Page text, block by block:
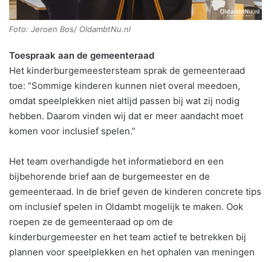
Foto: Jeroen Bos/ OldambtNu.nl
Toespraak aan de gemeenteraad
Het kinderburgemeestersteam sprak de gemeenteraad
toe: “Sommige kinderen kunnen niet overal meedoen,
omdat speelplekken niet altijd passen bij wat zij nodig
hebben. Daarom vinden wij dat er meer aandacht moet
komen voor inclusief spelen.”
Het team overhandigde het informatiebord en een
bijbehorende brief aan de burgemeester en de
gemeenteraad. In de brief geven de kinderen concrete tips
om inclusief spelen in Oldambt mogelijk te maken. Ook
roepen ze de gemeenteraad op om de
kinderburgemeester en het team actief te betrekken bij
plannen voor speelplekken en het ophalen van meningen